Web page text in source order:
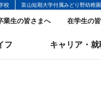
校 富山短期大学付属みどり野幼稚園
業生の皆さまへ 在学生の
フ キャリア・就